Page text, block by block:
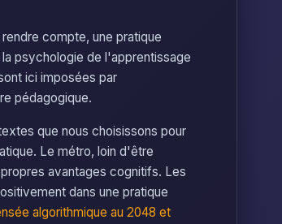
compte, une pratique
psychologie de l'apprentissage
ici imposées par
pédagogique.
que nous choisissons pour
Le métro, loin d'être
avantages cognitifs. Les
dans une pratique
algorithmique au 2048 et